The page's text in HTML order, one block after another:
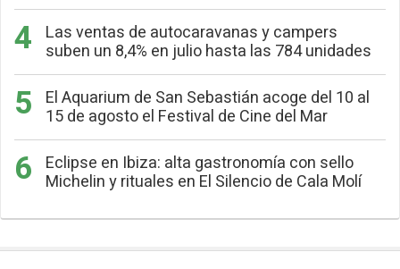
Las ventas de autocaravanas y campers
suben un 8,4% en julio hasta las 784 unidades
El Aquarium de San Sebastián acoge del 10 al
15 de agosto el Festival de Cine del Mar
Eclipse en Ibiza: alta gastronomía con sello
Michelin y rituales en El Silencio de Cala Molí